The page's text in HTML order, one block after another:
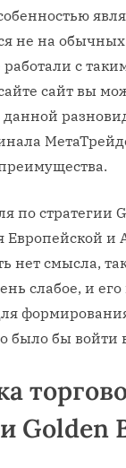
не на
с
сайт вы
данной
по стратегии
Европейской и
нет смысла,
слабое, и его
было бы войти
Golden